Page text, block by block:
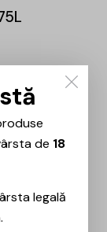
de 18
legală